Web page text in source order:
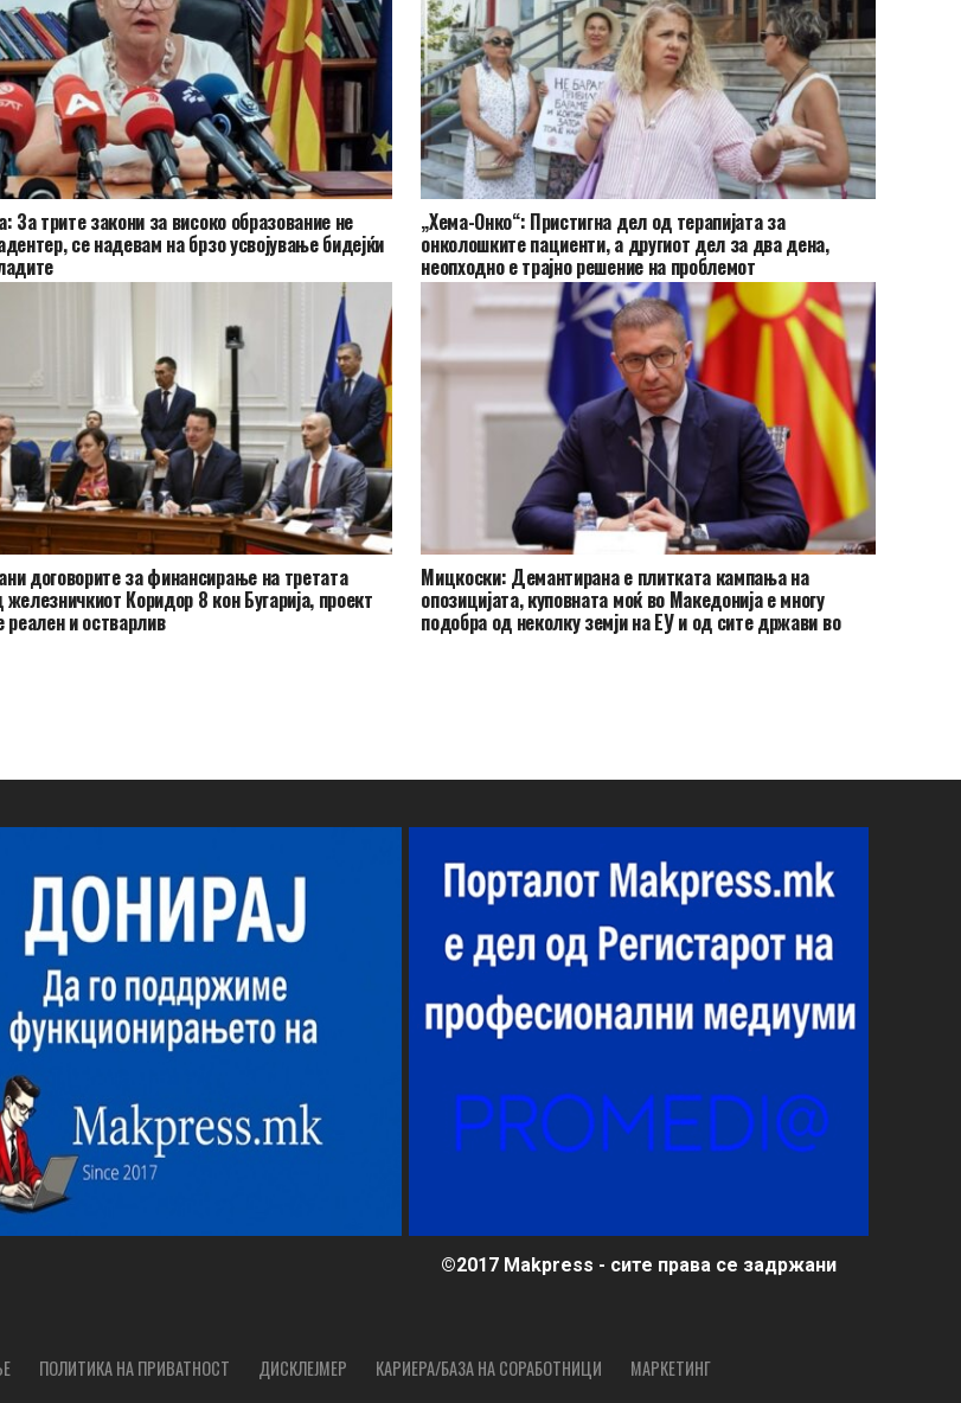
За трите закони за високо образование не
се надевам на брзо усвојување бидејќи
„Хема-Онко“: Пристигна дел од терапијата за
онколошките пациенти, а другиот дел за два дена,
неопходно е трајно решение на проблемот
договорите за финансирање на третата
Коридор 8 кон Бугарија, проект
реален и остварлив
Мицкоски: Демантирана е плитката кампања на
опозицијата, куповната моќ во Македонија е многу
подобра од неколку земји на ЕУ и од сите држави во
©2017 Makpress - сите права се задржани
ПОЛИТИКА НА ПРИВАТНОСТ ДИСКЛЕЈМЕР КАРИЕРА/БАЗА НА СОРАБОТНИЦИ МАРКЕТИНГ